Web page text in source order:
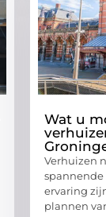
Wat u
Verhuizen
ervaring
plannen